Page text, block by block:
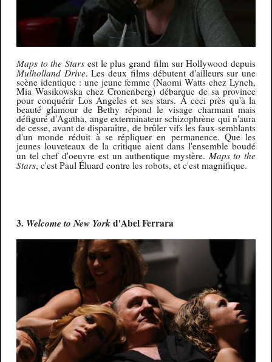
Maps to the Stars est le plus grand film sur Hollywood depuis
Mulholland Drive. Les deux films débutent d'ailleurs sur une
scène identique : une jeune femme (Naomi Watts chez Lynch,
Mia Wasikowska chez Cronenberg) débarque de sa province
pour conquérir Los Angeles et ses stars. Àceci près qu'à la
beauté glamour de Bethy répond le visage charmant mais
défiguré d'Agatha, ange exterminateur schizophrène qui n'aura
de cesse, avant de disparaître, de brûler vifs les faux-semblants
d'un monde réduit à se répliquer en permanence. Que les
jeunes louveteaux de la critique aient dans l'ensemble boudé
un tel chef d'oeuvre est un authentique mystère. Maps to the
Stars, c'est Paul Éluard contre les robots, et c'est magnifique.
3. Welcome to New Yorkd'Abel Ferrara